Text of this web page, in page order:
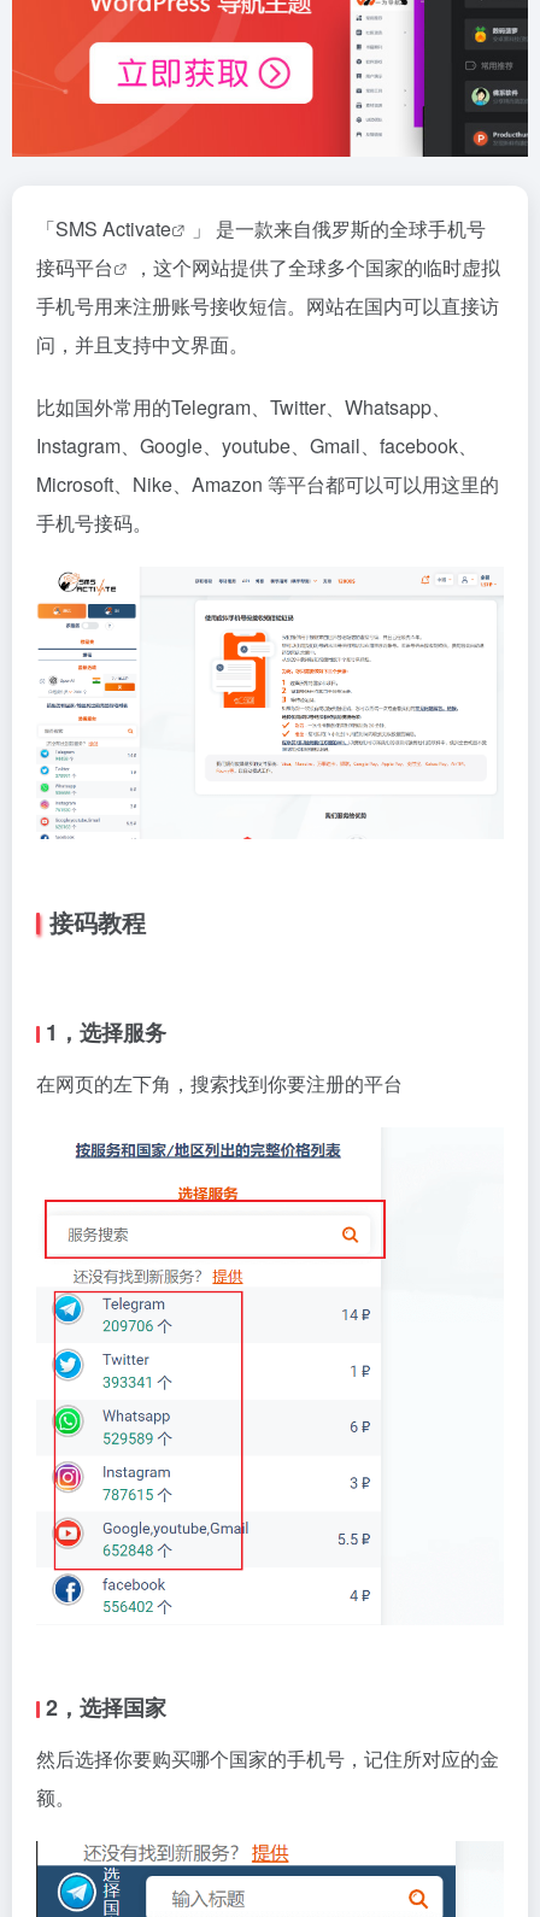
「SMS Activate
」 是一款来自俄罗斯的全球手机号
接码平台
，这个网站提供了全球多个国家的临时虚拟
手机号用来注册账号接收短信。网站在国内可以直接访
问，并且支持中文界面。
比如国外常用的Telegram、Twitter、Whatsapp、
Instagram、Google、youtube、Gmail、facebook、
Microsoft、Nike、Amazon 等平台都可以可以用这里的
手机号接码。
接码教程
1，选择服务
在网页的左下角，搜索找到你要注册的平台
2，选择国家
然后选择你要购买哪个国家的手机号，记住所对应的金
额。